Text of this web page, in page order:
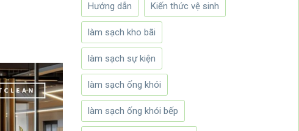
Hướng dẫn Kiến thức vệ sinh
làm sạch kho bãi
làm sạch sự kiện
làm sạch ống khói
làm sạch ống khói bếp